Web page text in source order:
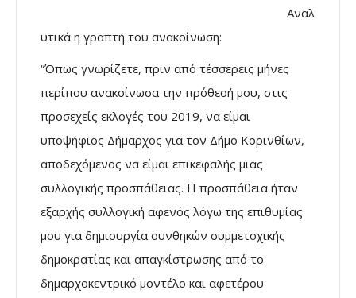
Αναλ
υτικά η γραπτή του ανακοίνωση:
“Όπως γνωρίζετε, πριν από τέσσερεις μήνες
περίπου ανακοίνωσα την πρόθεσή μου, στις
προσεχείς εκλογές του 2019, να είμαι
υποψήφιος Δήμαρχος για τον Δήμο Κορινθίων,
αποδεχόμενος να είμαι επικεφαλής μιας
συλλογικής προσπάθειας. Η προσπάθεια ήταν
εξαρχής συλλογική αφενός λόγω της επιθυμίας
μου για δημιουργία συνθηκών συμμετοχικής
δημοκρατίας και απαγκίστρωσης από το
δημαρχοκεντρικό μοντέλο και αφετέρου